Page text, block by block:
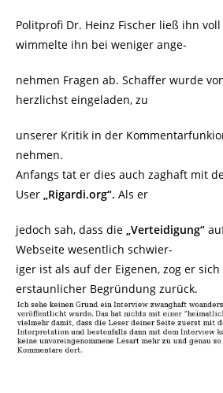
Politprofi Dr. Heinz Fischer ließ ihn
wimmelte ihn bei weniger ange-
nehmen Fragen ab. Schaffer wurde
herzlichst eingeladen, zu
unserer Kritik in der
nehmen.
Anfangs tat er dies auch zaghaft mit
User „Rigardi.org“. Als er
jedoch sah, dass die „Verteidigung“
Webseite wesentlich schwier-
iger ist als auf der Eigenen, zog er
erstaunlicher Begründung zurück.